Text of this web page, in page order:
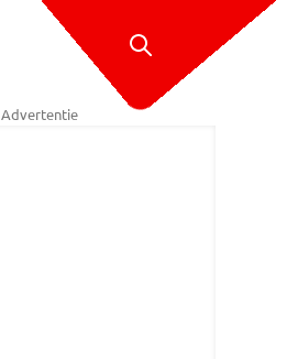
Advertentie